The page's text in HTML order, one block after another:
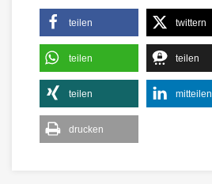
teilen twittern
teilen teilen
teilen mitteilen
drucken